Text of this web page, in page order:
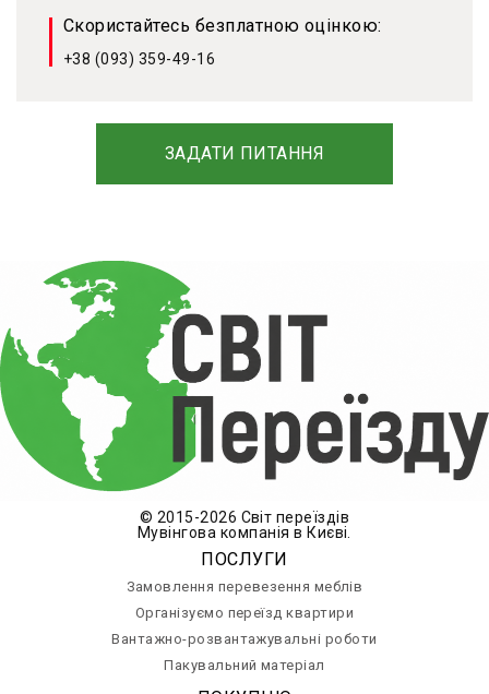
Скористайтесь безплатною оцінкою:
+38 (093) 359-49-16
ЗАДАТИ ПИТАННЯ
© 2015-2026 Світ переїздів
Мувінгова компанія в Києві.
ПОСЛУГИ
Замовлення перевезення меблів
Організуємо переїзд квартири
Вантажно-розвантажувальні роботи
Пакувальний матеріал